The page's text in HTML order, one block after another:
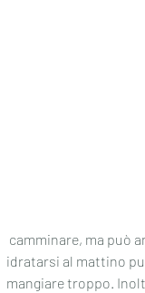
idratarsi al mattino
mangiare troppo.